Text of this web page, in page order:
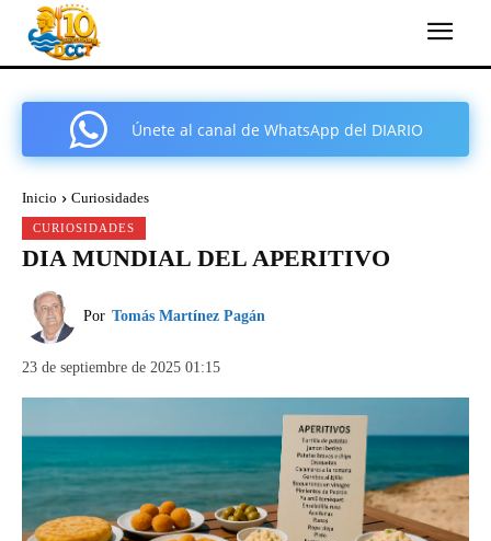
Únete al canal de WhatsApp del DIARIO
Inicio Curiosidades
CURIOSIDADES
DIA MUNDIAL DEL APERITIVO
Por Tomás Martínez Pagán
23 de septiembre de 2025 01:15